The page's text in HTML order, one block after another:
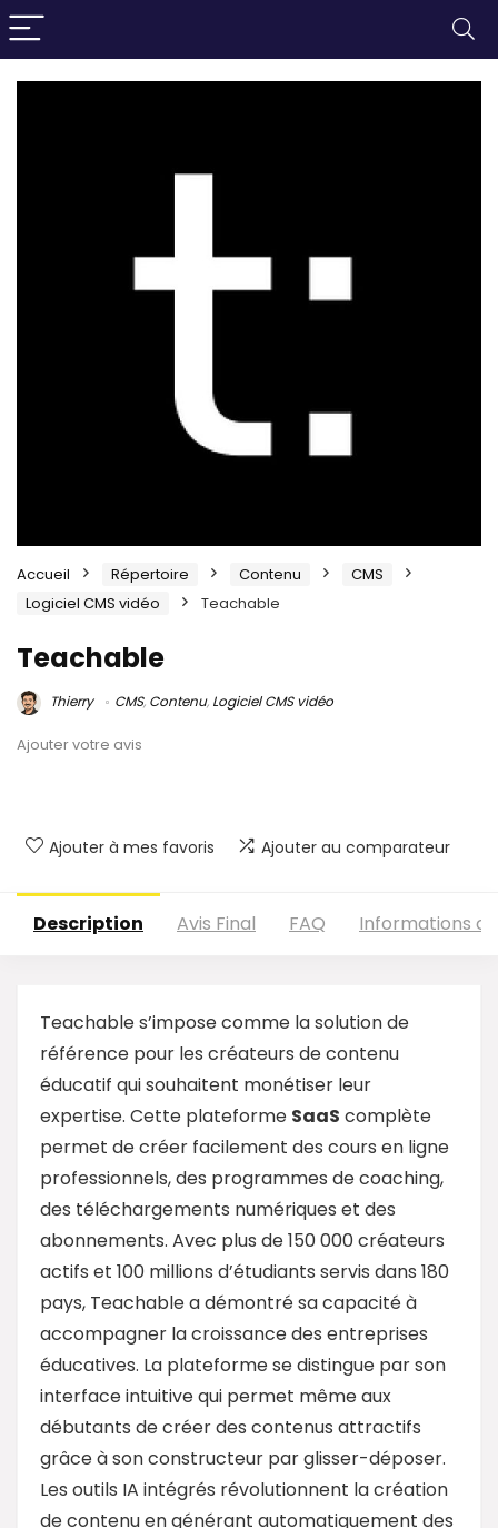
Accueil Répertoire Contenu
CMS
Logiciel CMS vidéo
Teachable
Teachable
Thierry CMS, Contenu, Logiciel CMS vidéo
Ajouter votre avis
Ajouter à mes favoris Ajouter au comparateur
Description Avis Final FAQ Informations
Teachable s’impose comme la solution de
référence pour les créateurs de contenu
éducatif qui souhaitent monétiser leur
expertise. Cette plateforme SaaS complète
permet de créer facilement des cours en ligne
professionnels, des programmes de coaching,
des téléchargements numériques et des
abonnements. Avec plus de 150 000 créateurs
actifs et 100 millions d’étudiants servis dans 180
pays, Teachable a démontré sa capacité à
accompagner la croissance des entreprises
éducatives. La plateforme se distingue par son
interface intuitive qui permet même aux
débutants de créer des contenus attractifs
grâce à son constructeur par glisser-déposer.
Les outils IA intégrés révolutionnent la création
de contenu en générant automatiquement des